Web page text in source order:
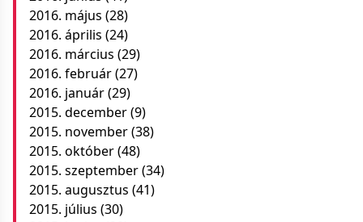
2016. május (28)
2016. április (24)
2016. március (29)
2016. február(27)
2016. január(29)
2015. december(9)
2015. november(38)
2015. október(48)
2015. szeptember(34)
2015. augusztus (41)
2015. július (30)